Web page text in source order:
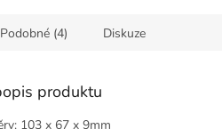
Podobné (4) Diskuze
produktu
103 x 67 x 9mm